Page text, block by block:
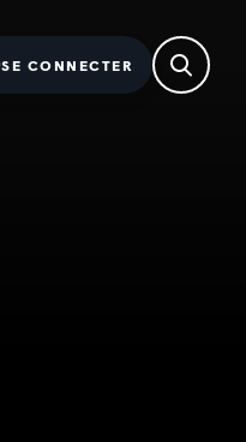
SE CONNECTER